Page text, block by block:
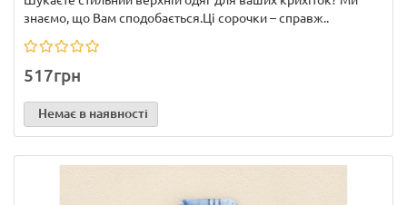
знаємо, що Вам сподобається.Ці сорочки – справж..
517грн
Немає в наявності